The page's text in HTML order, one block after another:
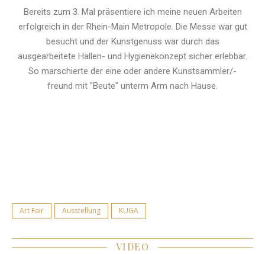
Bereits zum 3. Mal präsentiere ich meine neuen Arbeiten
erfolgreich in der Rhein-Main Metropole. Die Messe war gut
besucht und der Kunstgenuss war durch das
ausgearbeitete Hallen- und Hygienekonzept sicher erlebbar.
So marschierte der eine oder andere Kunstsammler/-
freund mit "Beute" unterm Arm nach Hause.
Art Fair Ausstellung KUGA
VIDEO